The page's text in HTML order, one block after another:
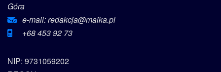
Góra
e-mail: redakcja@maika.pl
+68 453 92 73
NIP: 9731059202